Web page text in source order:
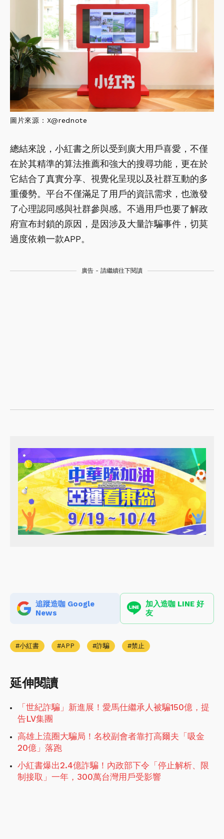
圖片來源：X@rednote
總結來說，小紅書之所以受到廣大用戶喜愛，不僅
在於其精準的算法推薦和強大的搜尋功能，更在於
它結合了真實分享、視覺化呈現以及社群互動的多
重優勢。平台不僅滿足了用戶的資訊需求，也激發
了心理認同感與社群參與感。不過用戶也要了解政
府宣布封鎖的原因，是因涉及大量詐騙事件，切莫
過度依賴一款APP。
廣告 - 請繼續往下閱讀
追蹤造咖 Google
News
加入造咖 LINE 好
友
小紅書 APP 詐騙 禁止
延伸閱讀
「世紀詐騙」新進展！愛馬仕繼承人被騙150億，提
告LV集團
高雄上流圈大騙局！名校副會者靠打高爾夫「吸金
20億」落跑
小紅書爆出2.4億詐騙！內政部下令「停止解析、限
制接取」一年，300萬台灣用戶受影響